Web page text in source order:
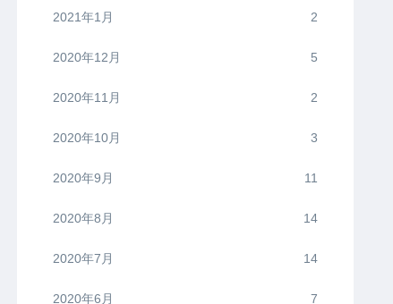
2021年1月 2
2020年12月 5
2020年11月 2
2020年10月 3
2020年9月 11
2020年8月 14
2020年7月 14
2020年6月 7